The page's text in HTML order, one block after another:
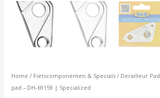
Home / Fietscomponenten & Specials / Derailleur Pad
pad – DH-69159 | Specialized